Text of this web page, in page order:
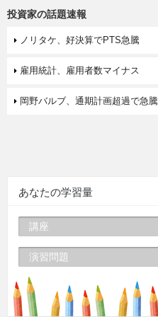
投資家の話題速報
ノリタケ、好決算でPTS急騰
雇用統計、雇用者数マイナス
岡野バルブ、通期計画超過で急騰
あなたの学習量
講座
演習問題